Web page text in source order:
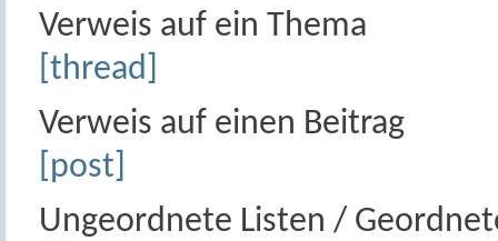
Verweis auf ein Thema
[thread]
Verweis auf einen Beitrag
[post]
Ungeordnete Listen /